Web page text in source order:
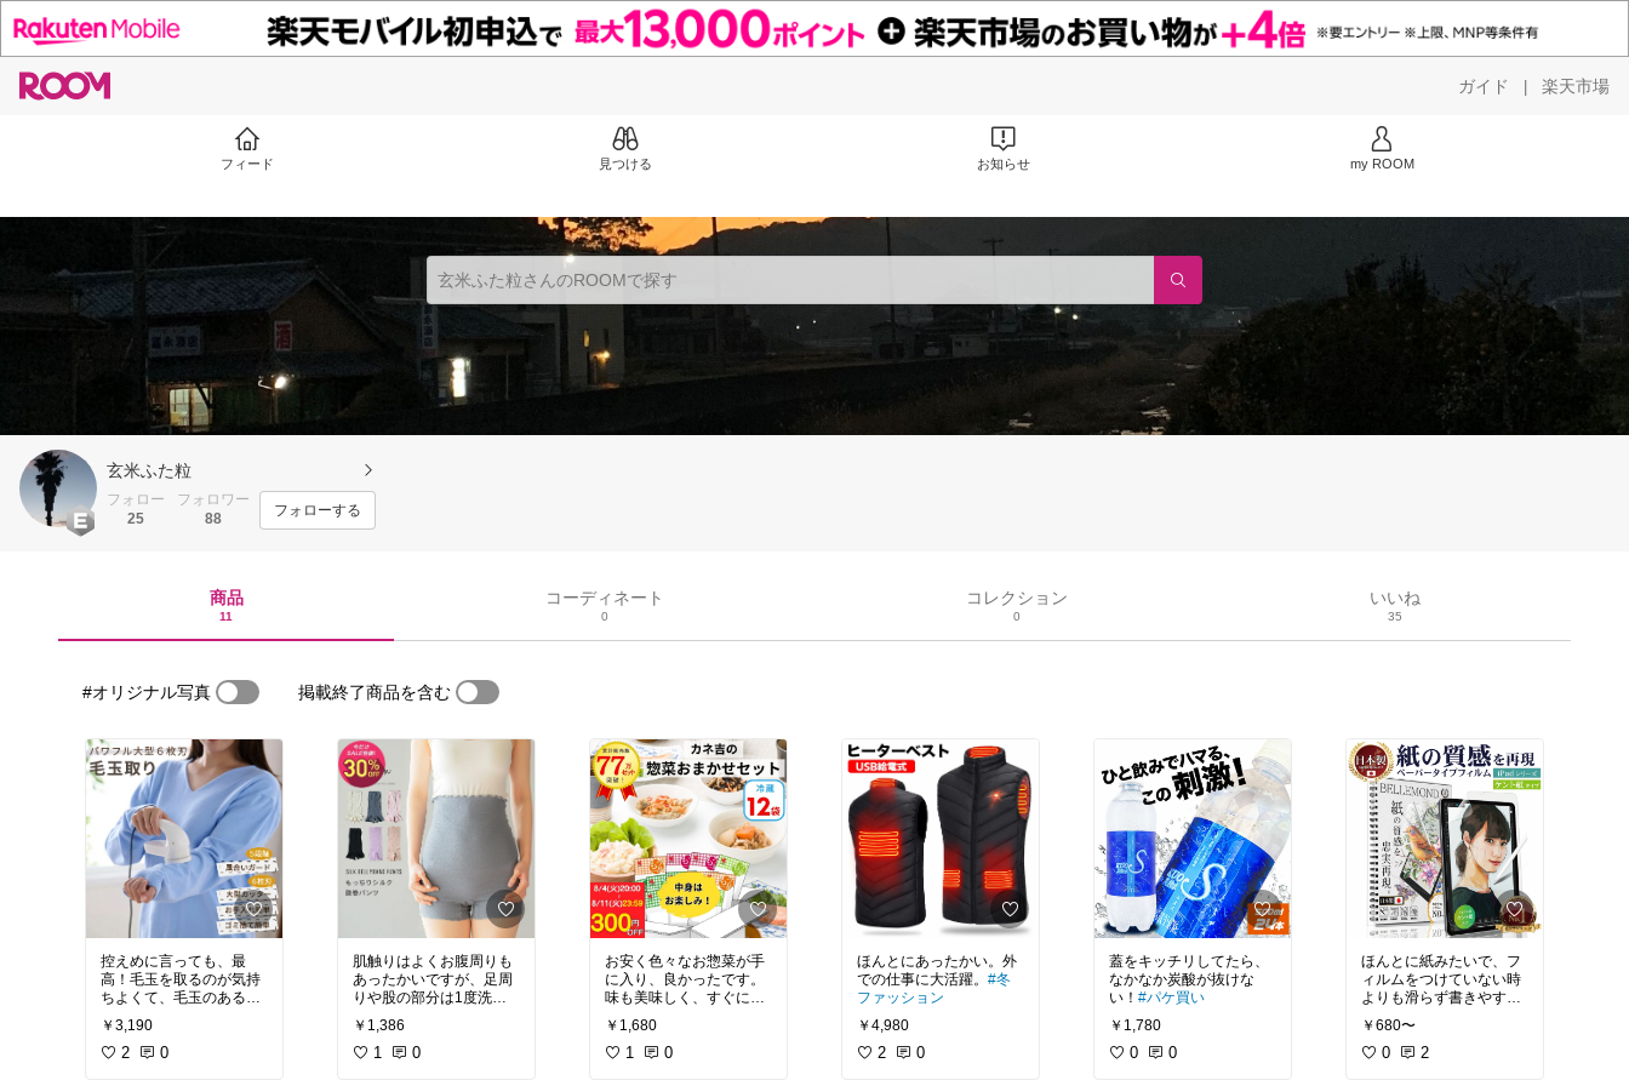
ガイド | 楽天市場
フィード 見つける お知らせ my ROOM
玄米ふた粒
フォロー
25
フォロワー
88
フォローする
商品
11
コーディネート
0
コレクション
0
いいね
35
#オリジナル写真 掲載終了商品を含む
控えめに言っても、最
高！毛玉を取るのが気持
ちよくて、毛玉のある物
#買ってよかった
#生活家電
￥3,190
2 0
肌触りはよくお腹周りも
あったかいですが、足周
りや股の部分は1度洗濯
しただけで、デロデロに
なりました。リピは無い
と思います。
￥1,386
1 0
お安く色々なお惣菜が手
に入り、良かったです。
味も美味しく、すぐに売
り切れてしまうのが納得
です。
￥1,680
1 0
ほんとにあったかい。外
での仕事に大活躍。 #冬
ファッション
￥4,980
2 0
蓋をキッチリしてたら、
なかなか炭酸が抜けな
い！ #パケ買い
￥1,780
0 0
ほんとに紙みたいで、フ
ィルムをつけていない時
よりも滑らず書きやすか
ったです。
￥680〜
0 2